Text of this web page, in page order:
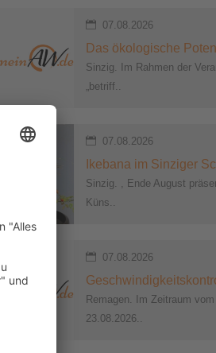
07.08.2026
Das ökologische
Sinzig. Im Rahmen der
„betriff..
07.08.2026
Ikebana im Sinziger
Sinzig. , Ende August
Küns..
07.08.2026
Remagen. Im Zeitraum
23.08.2026..